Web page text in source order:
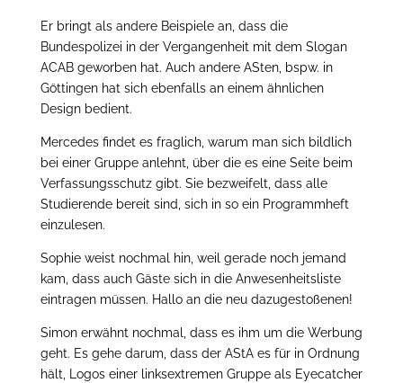
Er bringt als andere Beispiele an, dass die
Bundespolizei in der Vergangenheit mit dem Slogan
ACAB geworben hat. Auch andere ASten, bspw. in
Göttingen hat sich ebenfalls an einem ähnlichen
Design bedient.
Mercedes findet es fraglich, warum man sich bildlich
bei einer Gruppe anlehnt, über die es eine Seite beim
Verfassungsschutz gibt. Sie bezweifelt, dass alle
Studierende bereit sind, sich in so ein Programmheft
einzulesen.
Sophie weist nochmal hin, weil gerade noch jemand
kam, dass auch Gäste sich in die Anwesenheitsliste
eintragen müssen. Hallo an die neu dazugestoßenen!
Simon erwähnt nochmal, dass es ihm um die Werbung
geht. Es gehe darum, dass der AStA es für in Ordnung
hält, Logos einer linksextremen Gruppe als Eyecatcher